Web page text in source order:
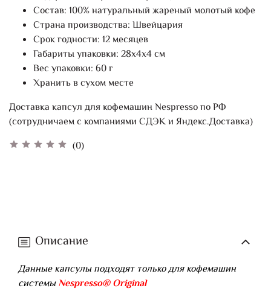
(0)
Состав: 100% натуральный жареный молотый кофе
Страна производства: Швейцария
Срок годности: 12 месяцев
Габариты упаковки: 28х4х4 см
Вес упаковки: 60 г
Хранить в сухом месте
Доставка капсул для кофемашин Nespresso по РФ
(сотрудничаем с компаниями СДЭК и Яндекс.Доставка)
Описание
Данные капсулы подходят только для кофемашин
системыNespresso® Original